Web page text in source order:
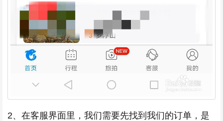
2、在客服界面里，我们需要先找到我们的订单，是